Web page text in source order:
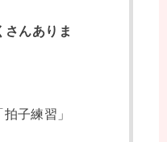
さんありま
子練習」